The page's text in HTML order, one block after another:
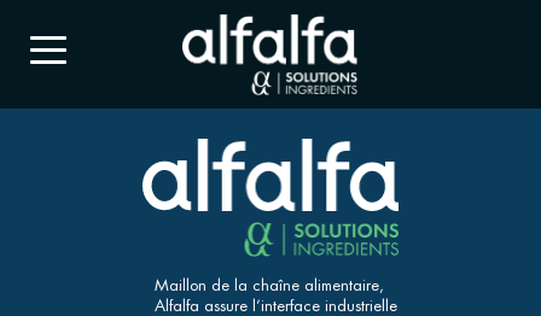
Maillon de la chaîne alimentaire,
Alfalfa assure l’interface industrielle